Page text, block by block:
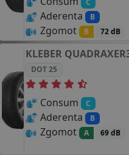
Aderenta B
Zgomot B 72 dB
KLEBER
DOT 25
Consum C
Aderenta B
Zgomot A 69 dB